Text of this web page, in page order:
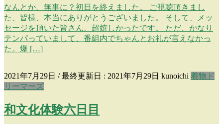
なんとか、無事に？初日を終えました。 ご視聴頂きまし
た、皆様、本当にありがとうございました。 そして、メッ
セージを頂いた皆さん、超嬉しかったです。 ただ、かなり
テンパっていまして、番組内でちゃんとお礼が言えなかっ
た。爆 […]
2021年7月29日 / 最終更新日 : 2021年7月29日 kunoichi 着物ド
リーマーズ
和文化体験六日目